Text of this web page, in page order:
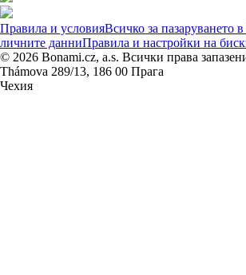
Правила и условияВсичко за пазаруването
личните данниПравила и настройки на
© 2026 Bonami.cz, a.s. Всички права
Thámova 289/13, 186 00 Прага
Чехия